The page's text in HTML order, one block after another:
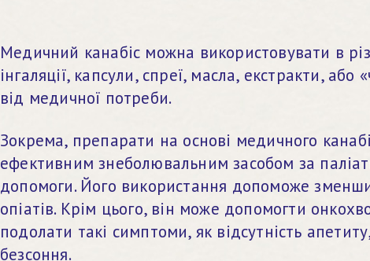
Медичний канабіс можна використовувати в
інгаляції, капсули, спреї, масла, екстракти, або
від медичної потреби.
Зокрема, препарати на основі медичного
ефективним знеболювальним засобом за
допомоги. Його використання допоможе
опіатів. Крім цього, він може допомогти
подолати такі симптоми, як відсутність
безсоння.